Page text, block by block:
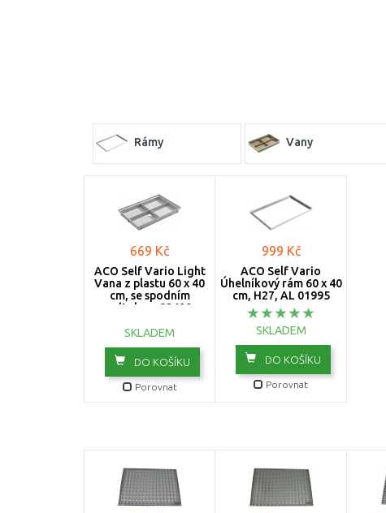
Rámy Vany
669 Kč
ACO Self Vario Light
Vana z plastu 60 x 40
cm, se spodním
odtokem 82400
SKLADEM
DO KOŠÍKU
Porovnat
999 Kč
ACO Self Vario
Úhelníkový rám 60 x 40
cm, H27, AL 01995
SKLADEM
DO KOŠÍKU
Porovnat